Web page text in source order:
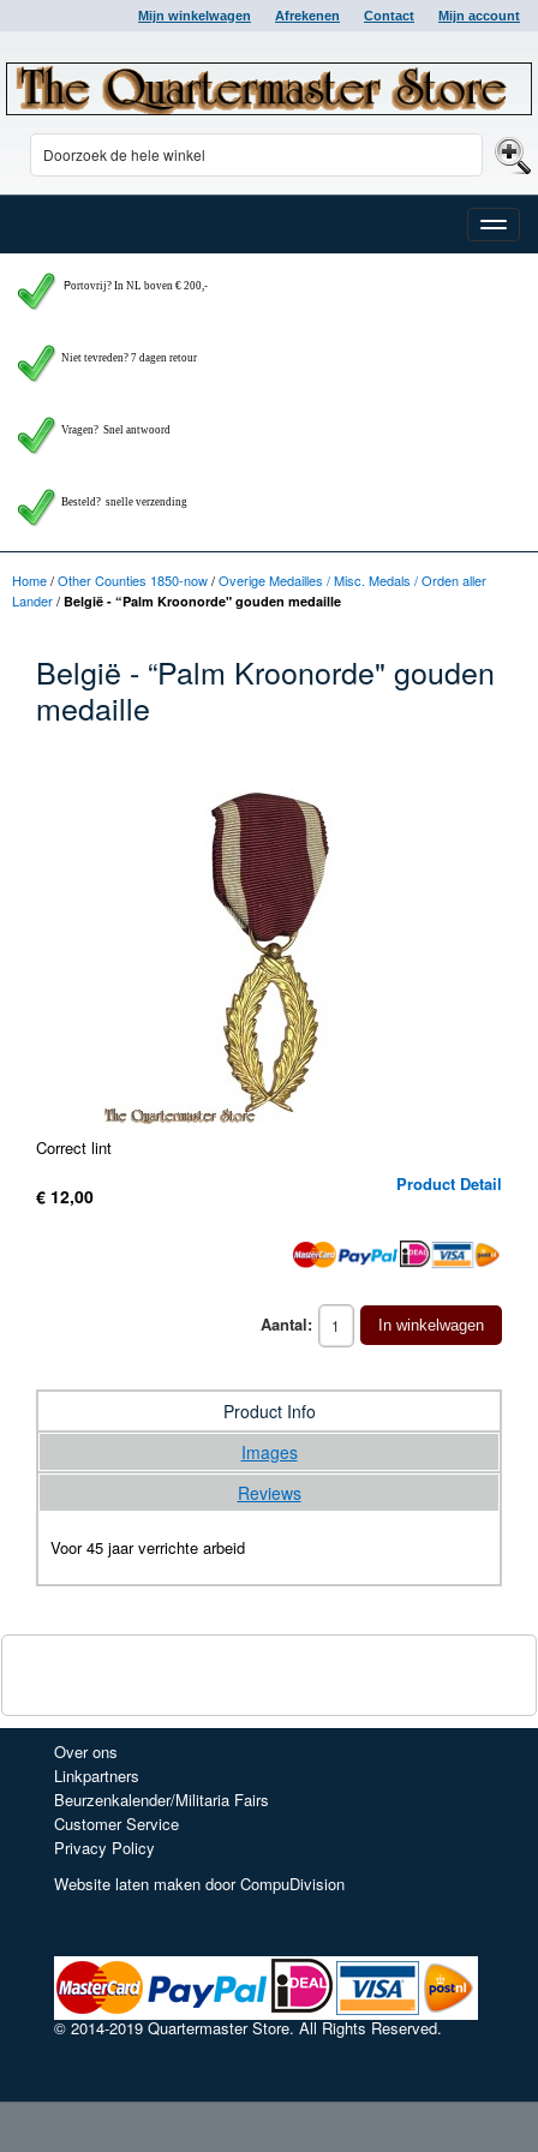
Mijn winkelwagen Afrekenen Contact Mijn account
Toggle
Portovrij? In NL boven € 200,-
Niet tevreden? 7 dagen retour
Vragen? Snel antwoord
Besteld? snelle verzending
Home/Other Counties 1850-now/Overige Medailles / Misc. Medals / Orden aller
Lander/ België - “Palm Kroonorde" gouden medaille
België - “Palm Kroonorde" gouden
medaille
Correct lint
Product Detail
€ 12,00
Aantal: In winkelwagen
Product Info
Images
Reviews
Voor 45 jaar verrichte arbeid
Over ons
Linkpartners
Beurzenkalender/Militaria Fairs
Customer Service
Privacy Policy
Website laten maken door CompuDivision
© 2014-2019 Quartermaster Store. All Rights Reserved.